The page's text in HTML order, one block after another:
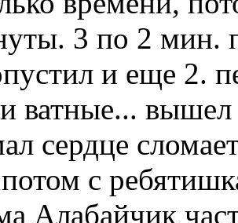
3 по 2 мин.
и еще 2.
ватные...
сердце
с
Алабайчик